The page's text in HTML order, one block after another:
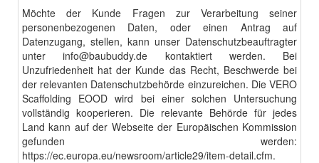
Möchte der Kunde Fragen zur Verarbeitung seiner
personenbezogenen Daten, oder einen Antrag auf
Datenzugang, stellen, kann unser Datenschutzbeauftragter
unterinfo@baubuddy.de kontaktiert werden. Bei
Unzufriedenheit hat der Kunde das Recht, Beschwerde bei
der relevanten Datenschutzbehörde einzureichen. Die VERO
Scaffolding EOOD wird bei einer solchen Untersuchung
vollständig kooperieren. Die relevante Behörde für jedes
Land kann auf der Webseite der Europäischen Kommission
gefunden werden:
https://ec.europa.eu/newsroom/article29/item-detail.cfm.